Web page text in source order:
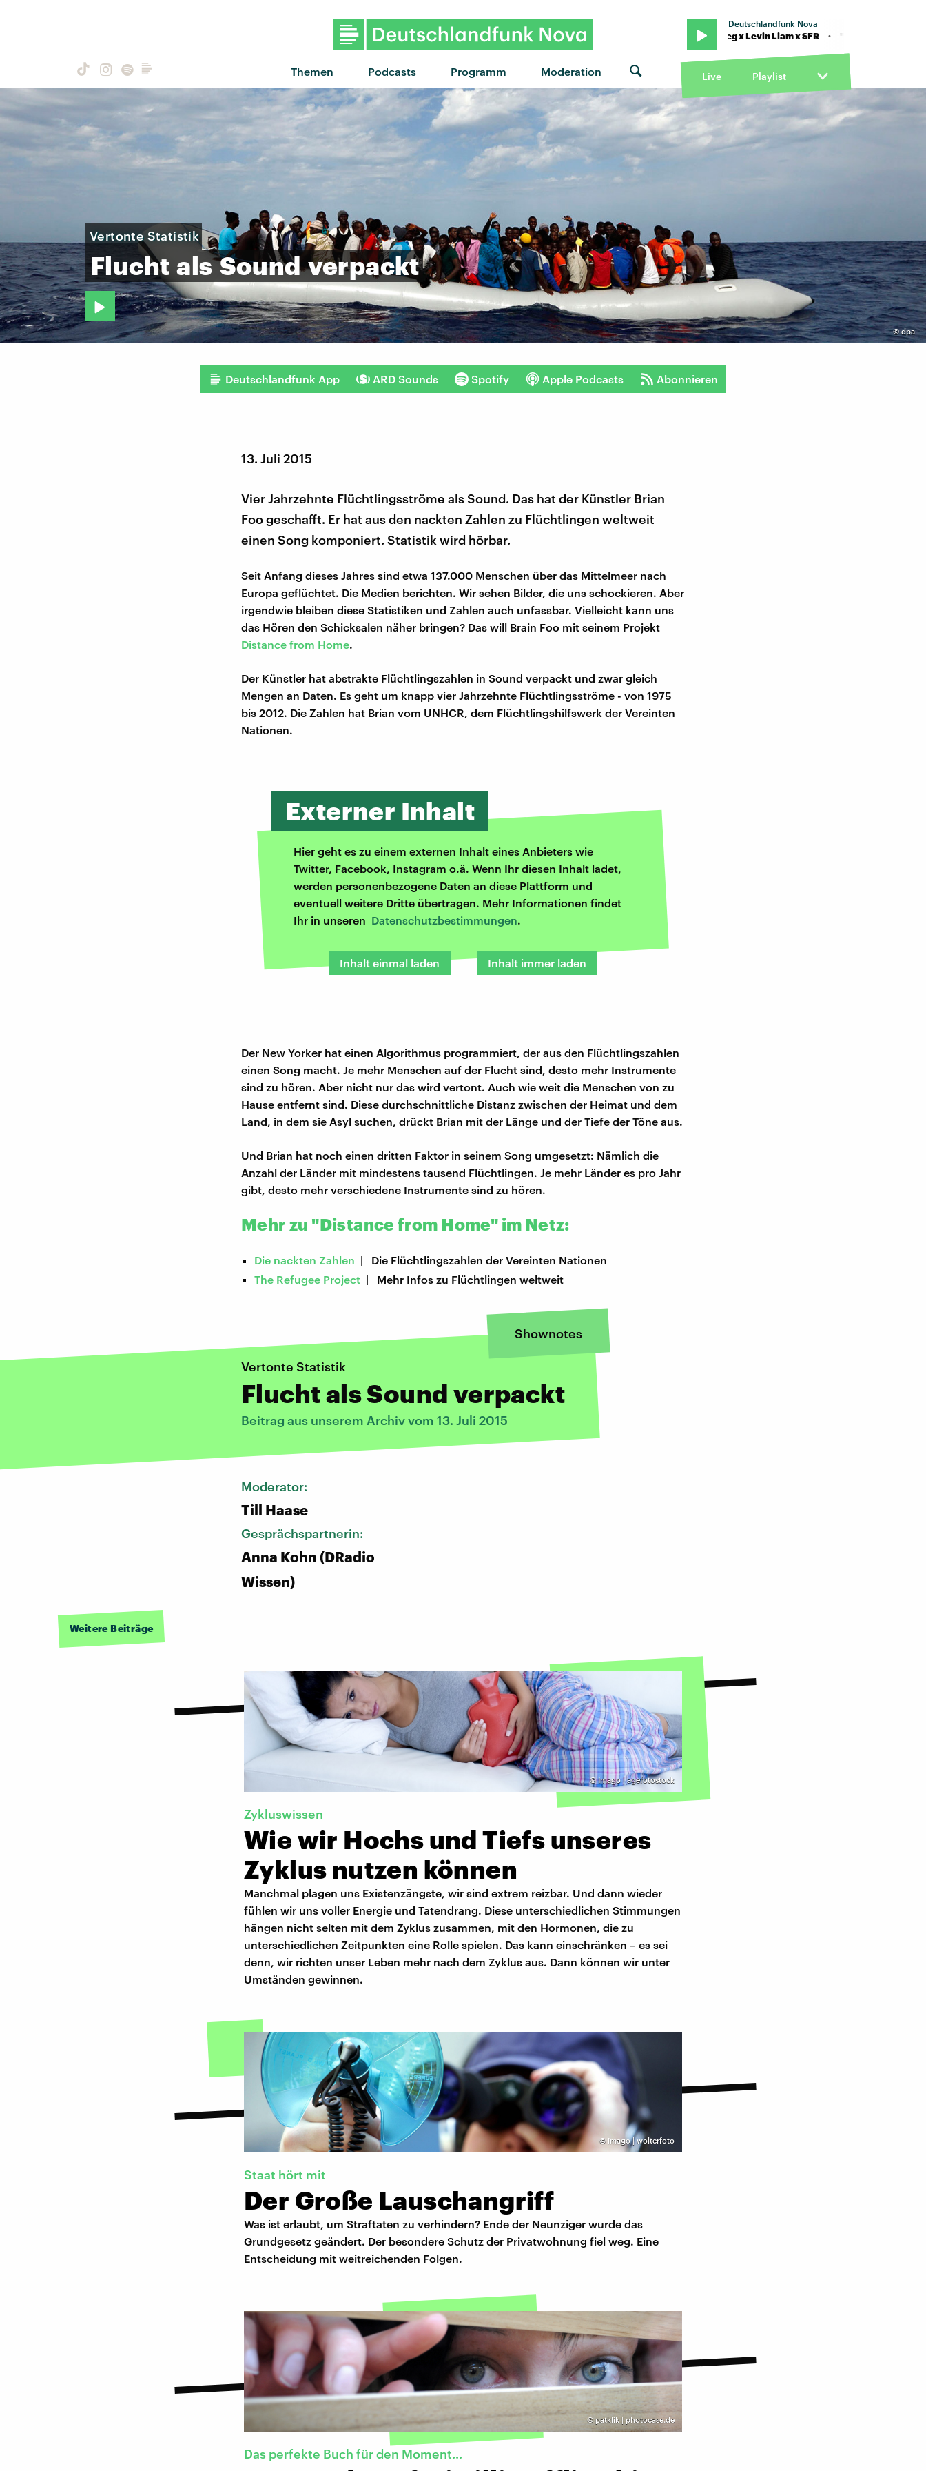
Themen Podcasts Programm Moderation
Deutschlandfunk Nova
"Für dich da" von Trettmann feat. KitschKrieg x Levin Liam x SFR · "Für dich da" von Trettmann
Live Playlist
©dpa
Vertonte Statistik
Flucht als Sound verpackt
Deutschlandfunk App ARD Sounds Spotify Apple Podcasts Abonnieren
13. Juli 2015
Vier Jahrzehnte Flüchtlingsströme als Sound. Das hat der Künstler Brian
Foo geschafft. Er hat aus den nackten Zahlen zu Flüchtlingen weltweit
einen Song komponiert. Statistik wird hörbar.
Seit Anfang dieses Jahres sind etwa 137.000 Menschen über das Mittelmeer nach
Europa geflüchtet. Die Medien berichten. Wir sehen Bilder, die uns schockieren. Aber
irgendwie bleiben diese Statistiken und Zahlen auch unfassbar. Vielleicht kann uns
das Hören den Schicksalen näher bringen? Das will Brain Foo mit seinem Projekt
Distance from Home.
Der Künstler hat abstrakte Flüchtlingszahlen in Sound verpackt und zwar gleich
Mengen an Daten. Es geht um knapp vier Jahrzehnte Flüchtlingsströme - von 1975
bis 2012. Die Zahlen hat Brian vom UNHCR, dem Flüchtlingshilfswerk der Vereinten
Nationen.
Externer Inhalt
Hier geht es zu einem externen Inhalt eines Anbieters wie
Twitter, Facebook, Instagram o.ä. Wenn Ihr diesen Inhalt ladet,
werden personenbezogene Daten an diese Plattform und
eventuell weitere Dritte übertragen. Mehr Informationen findet
Ihr in unseren Datenschutzbestimmungen.
Inhalt einmal laden Inhalt immer laden
Der New Yorker hat einen Algorithmus programmiert, der aus den Flüchtlingszahlen
einen Song macht. Je mehr Menschen auf der Flucht sind, desto mehr Instrumente
sind zu hören. Aber nicht nur das wird vertont. Auch wie weit die Menschen von zu
Hause entfernt sind. Diese durchschnittliche Distanz zwischen der Heimat und dem
Land, in dem sie Asyl suchen, drückt Brian mit der Länge und der Tiefe der Töne aus.
Und Brian hat noch einen dritten Faktor in seinem Song umgesetzt: Nämlich die
Anzahl der Länder mit mindestens tausend Flüchtlingen. Je mehr Länder es pro Jahr
gibt, desto mehr verschiedene Instrumente sind zu hören.
Mehr zu "Distance from Home" im Netz:
Die nackten Zahlen | Die Flüchtlingszahlen der Vereinten Nationen
The Refugee Project | Mehr Infos zu Flüchtlingen weltweit
Shownotes
Vertonte Statistik
Flucht als Sound verpackt
Beitrag aus unserem Archiv vom 13. Juli 2015
Moderator:
Till Haase
Gesprächspartnerin:
Anna Kohn (DRadio
Wissen)
Weitere Beiträge
©Imago | agefotostock
Zykluswissen
Wie wir Hochs und Tiefs unseres
Zyklus nutzen können
Manchmal plagen uns Existenzängste, wir sind extrem reizbar. Und dann wieder
fühlen wir uns voller Energie und Tatendrang. Diese unterschiedlichen Stimmungen
hängen nicht selten mit dem Zyklus zusammen, mit den Hormonen, die zu
unterschiedlichen Zeitpunkten eine Rolle spielen. Das kann einschränken – es sei
denn, wir richten unser Leben mehr nach dem Zyklus aus. Dann können wir unter
Umständen gewinnen.
© Imago | wolterfoto
Staat hört mit
Der Große Lauschangriff
Was ist erlaubt, um Straftaten zu verhindern? Ende der Neunziger wurde das
Grundgesetz geändert. Der besondere Schutz der Privatwohnung fiel weg. Eine
Entscheidung mit weitreichenden Folgen.
© patklik | photocase.de
Das perfekte Buch für den Moment…